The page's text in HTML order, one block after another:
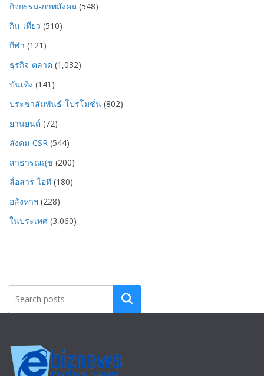
กิจกรรม-ภาพสังคม (548)
กิน-เที่ยว (510)
กีฬา (121)
ธุรกิจ-ตลาด (1,032)
บันเทิง (141)
ประชาสัมพันธ์-โปรโมชั่น (802)
ยานยนต์ (72)
สังคม-CSR (544)
สาธารณสุข (200)
สื่อสาร-ไอที (180)
อสังหาฯ (228)
ในประเทศ (3,060)
Search